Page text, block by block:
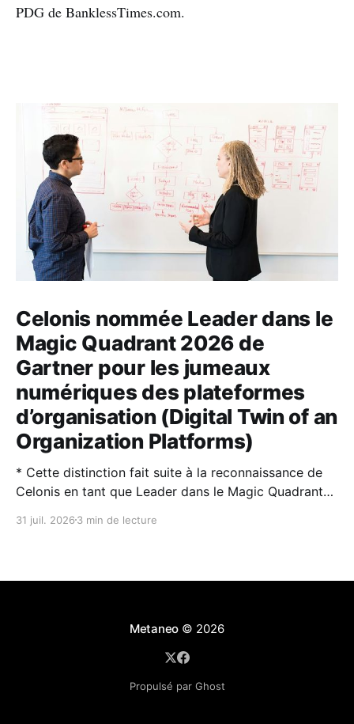
PDG de BanklessTimes.com.
Celonis nommée Leader dans le
Magic Quadrant 2026 de
Gartner pour les jumeaux
numériques des plateformes
d’organisation (Digital Twin of an
Organization Platforms)
* Cette distinction fait suite à la reconnaissance de
Celonis en tant que Leader dans le Magic Quadrant™
jumeaux numériques d’organisation (DTO) et
plus faciles à utiliser,
31 juil. 2026 3 min de lecture
Metaneo © 2026
Propulsé par Ghost